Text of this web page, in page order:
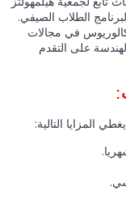
الطلاب الصيفي.
في مجالات
على التقدم
المزايا التالية: